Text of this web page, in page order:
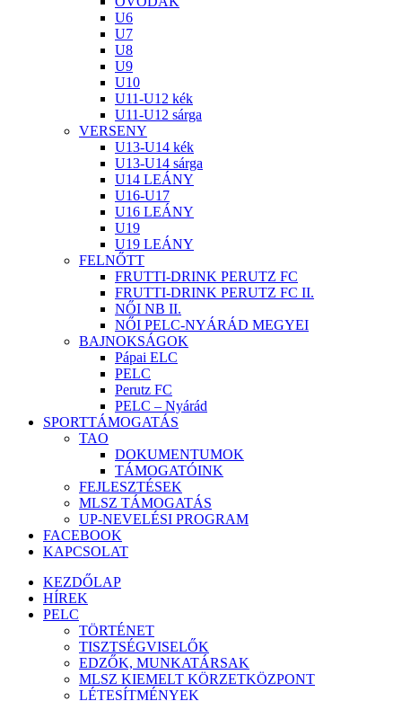
U6
U7
U8
U9
U10
U11-U12 kék
U11-U12 sárga
VERSENY
U13-U14 kék
U13-U14 sárga
U14 LEÁNY
U16-U17
U16 LEÁNY
U19
U19 LEÁNY
FELNŐTT
FRUTTI-DRINK PERUTZ FC
FRUTTI-DRINK PERUTZ FC II.
NŐI NB II.
NŐI PELC-NYÁRÁD MEGYEI
BAJNOKSÁGOK
Pápai ELC
PELC
Perutz FC
PELC – Nyárád
SPORTTÁMOGATÁS
TAO
DOKUMENTUMOK
TÁMOGATÓINK
FEJLESZTÉSEK
MLSZ TÁMOGATÁS
UP-NEVELÉSI PROGRAM
FACEBOOK
KAPCSOLAT
KEZDŐLAP
HÍREK
PELC
TÖRTÉNET
TISZTSÉGVISELŐK
EDZŐK, MUNKATÁRSAK
MLSZ KIEMELT KÖRZETKÖZPONT
LÉTESÍTMÉNYEK